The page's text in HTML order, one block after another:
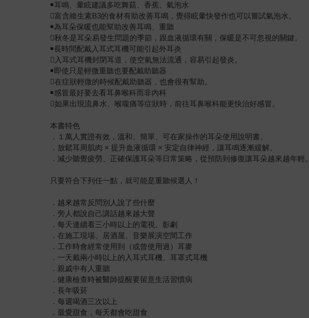
￭耳鳴、暈眩建議多吃舞菇、香蕉、氣泡水
富含維生素B3的食材有助改善耳鳴，覺得眩暈快發作也可以嘗試氣泡水。
￭為耳朵保暖也能幫助改善耳鳴、重聽
秋冬是耳朵易發生問題的季節，跟血液循環有關，保暖是不可忽視的關鍵。
￭長時間配戴入耳式耳機可能引起外耳炎
入耳式耳機封閉耳道，使空氣無法流通，容易引起發炎。
￭即使只是輕微重聽也要配戴助聽器
在症狀輕微的時候配戴助聽器，也會很有幫助。
￭感冒最好要去看耳鼻喉科而非內科
如果出現流鼻水、喉嚨痛等症狀時，前往耳鼻喉科能更快治好感冒。
本書特色
．１萬人實證有效，溫和、簡單、可在家操作的耳朵使用說明書。
．放鬆耳周肌肉 × 提升血液循環 × 安定自律神經，讓耳鳴逐漸緩解。
．減少聽覺疲勞、正確保護耳朵等日常策略，從預防到修復讓耳朵越來越年輕。
只要符合下列任一點，就可能是重聽候選人！
．越來越常反問別人說了些什麼
．旁人都說自己講話越來越大聲
．每天連續看三小時以上的電視、影劇
．在施工現場、居酒屋、音樂展演空間工作
．工作時會經常使用到（或曾使用過）耳麥
．一天戴兩小時以上的入耳式耳機、耳罩式耳機
．親戚中有人重聽
．健康檢查時被醫師提醒要留意生活習慣病
．長年吸菸
．每週喝酒三次以上
．最愛甜食，每天都會吃甜食